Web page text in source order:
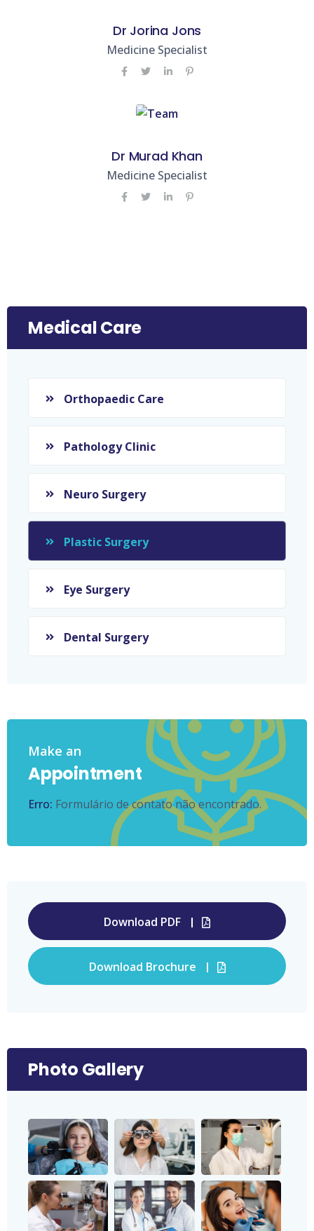
Dr Jorina Jons
Medicine Specialist
Dr Murad Khan
Medicine Specialist
Medical Care
Orthopaedic Care
Pathology Clinic
Neuro Surgery
Plastic Surgery
Eye Surgery
Dental Surgery
Make an
Appointment
Erro: Formulário de contato não encontrado.
Download PDF
Download Brochure
Photo Gallery